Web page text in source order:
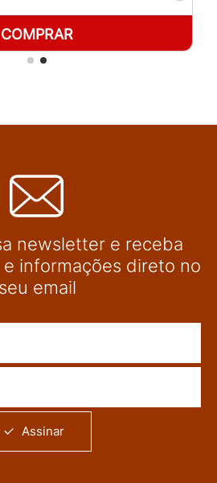
COMPRAR
newsletter e receba
informações direto no
seu email
Assinar